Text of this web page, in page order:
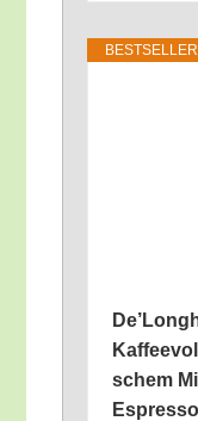
schem